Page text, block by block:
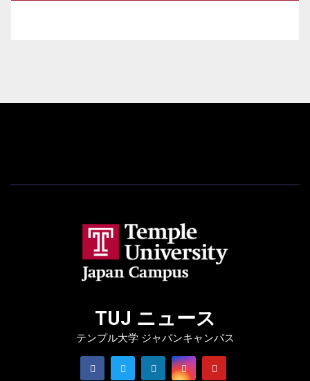
TUJ ニュース
テンプル大学 ジャパンキャンパス